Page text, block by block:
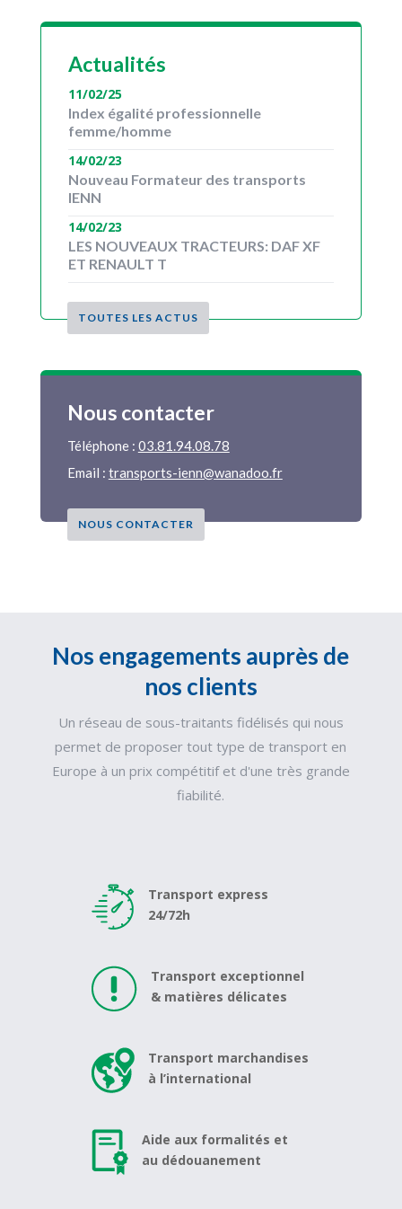
Actualités
Index égalité professionnelle
femme/homme
11/02/25
Nouveau Formateur des transports
IENN
14/02/23
LES NOUVEAUX TRACTEURS: DAF XF
ET RENAULT T
14/02/23
TOUTES LES ACTUS
Nous contacter
Téléphone : 03.81.94.08.78
Email : transports-ienn@wanadoo.fr
NOUS CONTACTER
Nos engagements auprès de
nos clients
Un réseau de sous-traitants fidélisés qui nous
permet de proposer tout type de transport en
Europe à un prix compétitif et d'une très grande
fiabilité.
Transport express
24/72h
Transport exceptionnel
& matières délicates
Transport marchandises
à l’international
Aide aux formalités et
au dédouanement